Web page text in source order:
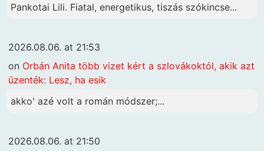
Pankotai Lili. Fiatal, energetikus, tiszás szókincse...
2026.08.06. at 21:53
on Orbán Anita több vizet kért a szlovákoktól, akik azt
üzenték: Lesz, ha esik
akko' azé volt a román módszer;...
2026.08.06. at 21:50